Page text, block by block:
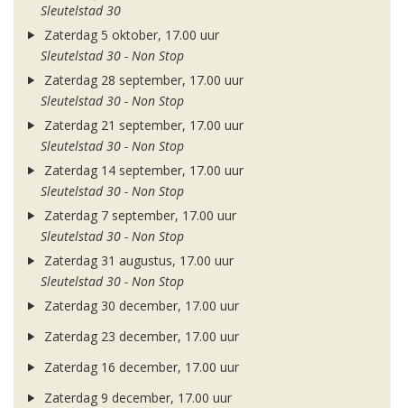
Sleutelstad 30
Zaterdag 5 oktober, 17.00 uur
Sleutelstad 30 - Non Stop
Zaterdag 28 september, 17.00 uur
Sleutelstad 30 - Non Stop
Zaterdag 21 september, 17.00 uur
Sleutelstad 30 - Non Stop
Zaterdag 14 september, 17.00 uur
Sleutelstad 30 - Non Stop
Zaterdag 7 september, 17.00 uur
Sleutelstad 30 - Non Stop
Zaterdag 31 augustus, 17.00 uur
Sleutelstad 30 - Non Stop
Zaterdag 30 december, 17.00 uur
Zaterdag 23 december, 17.00 uur
Zaterdag 16 december, 17.00 uur
Zaterdag 9 december, 17.00 uur